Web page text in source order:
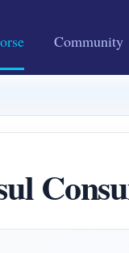
Community